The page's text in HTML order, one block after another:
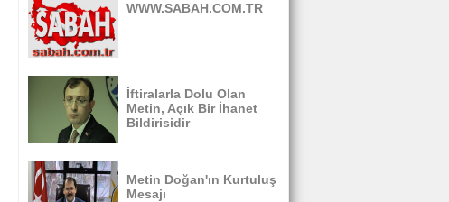
WWW.SABAH.COM.TR
İftiralarla Dolu Olan
Metin, Açık Bir İhanet
Bildirisidir
Metin Doğan'ın Kurtuluş
Mesajı